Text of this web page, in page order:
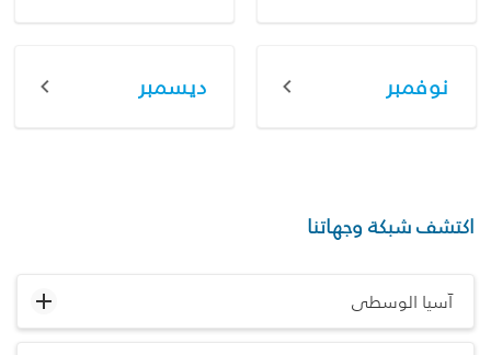
نوفمبر ديسمبر
اكتشف شبكة وجهاتنا
آسيا الوسطى